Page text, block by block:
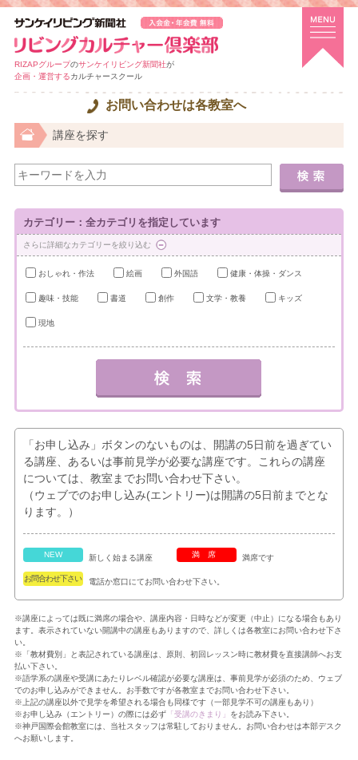
RIZAPグループのサンケイリビング新聞社が
企画・運営するカルチャースクール
お問い合わせは各教室へ
講座を探す
カテゴリー：全カテゴリを指定しています
さらに詳細なカテゴリーを絞り込む
おしゃれ・作法 絵画 外国語 健康・体操・ダンス
趣味・技能 書道 創作 文学・教養 キッズ
現地
「お申し込み」ボタンのないものは、開講の5日前を過ぎてい
る講座、あるいは事前見学が必要な講座です。これらの講座
については、教室までお問い合わせ下さい。
（ウェブでのお申し込み(エントリー)は開講の5日前までとな
ります。）
NEW 新しく始まる講座 満席 満席です
お問合わせ下さい 電話か窓口にてお問い合わせ下さい。
※講座によっては既に満席の場合や、講座内容・日時などが変更（中止）になる場合もあり
ます。表示されていない開講中の講座もありますので、詳しくは各教室にお問い合わせ下さ
い。
※「教材費別」と表記されている講座は、原則、初回レッスン時に教材費を直接講師へお支
払い下さい。
※語学系の講座や受講にあたりレベル確認が必要な講座は、事前見学が必須のため、ウェブ
でのお申し込みができません。お手数ですが各教室までお問い合わせ下さい。
※上記の講座以外で見学を希望される場合も同様です（一部見学不可の講座もあり）
※お申し込み（エントリー）の際には必ず「受講のきまり」 をお読み下さい。
※神戸国際会館教室には、当社スタッフは常駐しておりません。お問い合わせは本部デスク
へお願いします。